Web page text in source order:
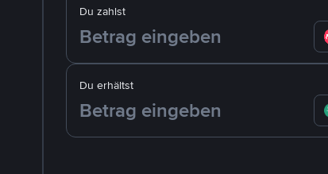
Du zahlst
Du erhältst